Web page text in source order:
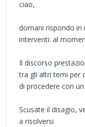
ciao,
domani rispondo in
interventi: al
Il discorso
tra gli altri temi per
di procedere con
Scusate il disagio,
a risolversi